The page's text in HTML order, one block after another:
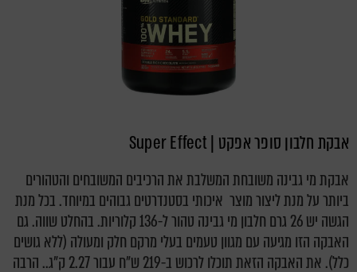
אבקת חלבון סופר אפקט | Super Effect
אבקת מי גבינה משובחת המשלבת את הרכיבים המשובחים והטהורים
ביותר על מנת ליצור מוצר איכותי בסטנדרטים גבוהים במיוחד. בכל מנת
הגשה יש 26 גרם חלבון מי גבינה טהור ל-136 קלוריות. בהחלט שווה. גם
האבקה הזו מגיעה עם מגוון טעמים בעלי מרקם חלק ומעולה (ללא גושים
כלל). את האבקה הזאת תוכלו לרכוש ב-219 ש"ח עבור 2.27 ק"ג.. הרבה